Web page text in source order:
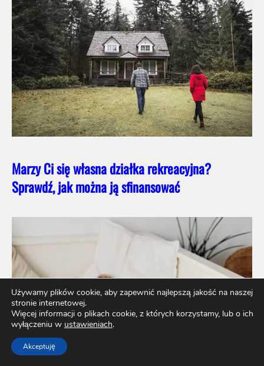
Marzy Ci się własna działka rekreacyjna?
Sprawdź, jak można ją sfinansować
Używamy plików cookie, aby zapewnić najlepszą jakość na naszej
stronie internetowej.
Więcej informacji o plikach cookie, z których korzystamy, lub o ich
wyłączeniu w ustawieniach.
Akceptuję